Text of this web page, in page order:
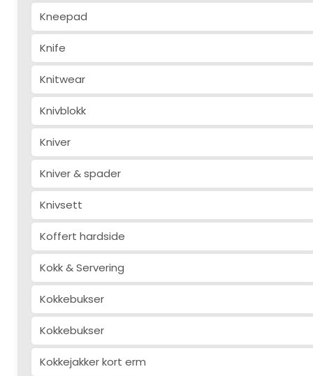
Kneepad
Knife
Knitwear
Knivblokk
Kniver
Kniver & spader
Knivsett
Koffert hardside
Kokk & Servering
Kokkebukser
Kokkebukser
Kokkejakker kort erm